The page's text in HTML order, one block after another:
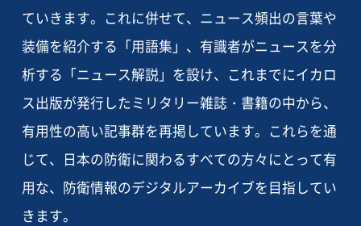
ていきます。これに併せて、ニュース頻出の言葉や
装備を紹介する「用語集」、有識者がニュースを分
析する「ニュース解説」を設け、これまでにイカロ
ス出版が発行したミリタリー雑誌・書籍の中から、
有用性の高い記事群を再掲しています。これらを通
じて、日本の防衛に関わるすべての方々にとって有
用な、防衛情報のデジタルアーカイブを目指してい
きます。